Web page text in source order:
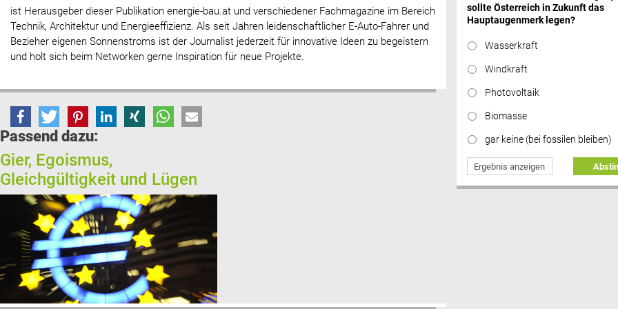
ist Herausgeber dieser Publikation energie-bau.at und verschiedener Fachmagazine im Bereich
Technik, Architektur und Energieeffizienz. Als seit Jahren leidenschaftlicher E-Auto-Fahrer und
Bezieher eigenen Sonnenstroms ist der Journalist jederzeit für innovative Ideen zu begeistern
und holt sich beim Networken gerne Inspiration für neue Projekte.
Passend dazu:
Gier, Egoismus,
Gleichgültigkeit und Lügen
sollte Österreich in Zukunft das
Hauptaugenmerk legen?
Wasserkraft
Windkraft
Photovoltaik
Biomasse
gar keine (bei fossilen bleiben)
Ergebnis anzeigen